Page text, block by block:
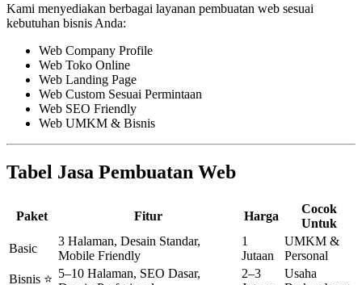
Kami menyediakan berbagai layanan pembuatan web sesuai
kebutuhan bisnis Anda:
Web Company Profile
Web Toko Online
Web Landing Page
Web Custom Sesuai Permintaan
Web SEO Friendly
Web UMKM & Bisnis
Tabel Jasa Pembuatan Web
Paket Fitur Harga
Cocok
Untuk
Basic
3 Halaman, Desain Standar,
Mobile Friendly
1
Jutaan
UMKM &
Personal
Bisnis ⭐ 5–10 Halaman, SEO Dasar,
2–3
Usaha